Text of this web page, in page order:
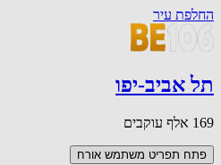
החלפת עיר
תל אביב-יפו
169 אלף עוקבים
פתח תפריט משתמש אורח